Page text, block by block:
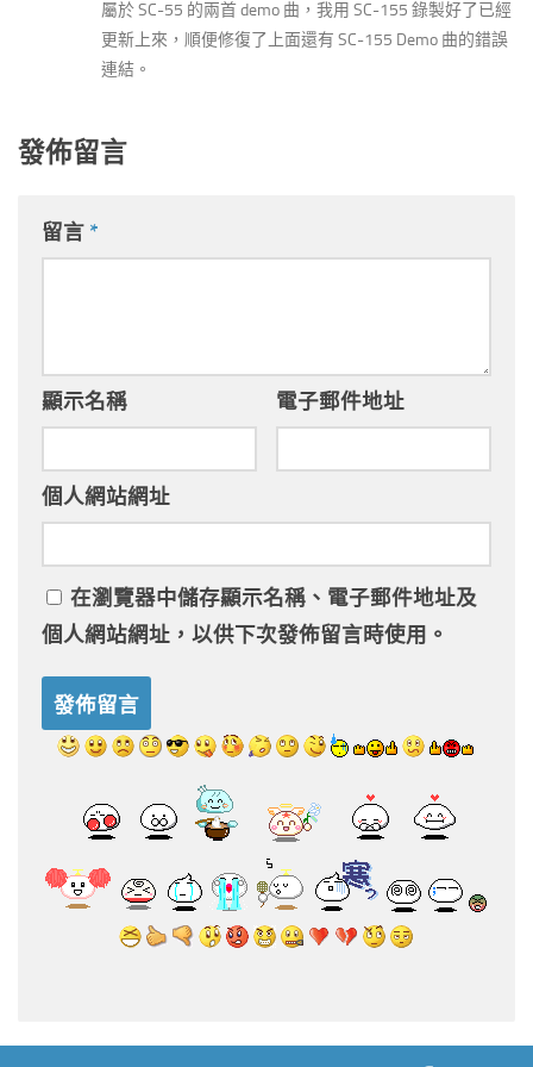
屬於 SC-55 的兩首 demo 曲，我用 SC-155 錄製好了已經
更新上來，順便修復了上面還有 SC-155 Demo 曲的錯誤
連結。
發佈留言
留言 *
顯示名稱 電子郵件地址
個人網站網址
在瀏覽器中儲存顯示名稱、電子郵件地址及
個人網站網址，以供下次發佈留言時使用。